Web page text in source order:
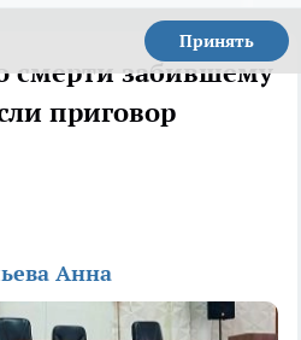
Принять
смерти забившему
приговор
Анна